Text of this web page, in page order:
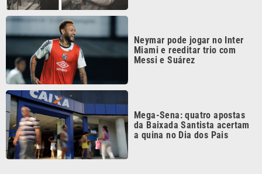
Neymar pode jogar no Inter
Miami e reeditar trio com
Messi e Suárez
Mega-Sena: quatro apostas
da Baixada Santista acertam
a quina no Dia dos Pais